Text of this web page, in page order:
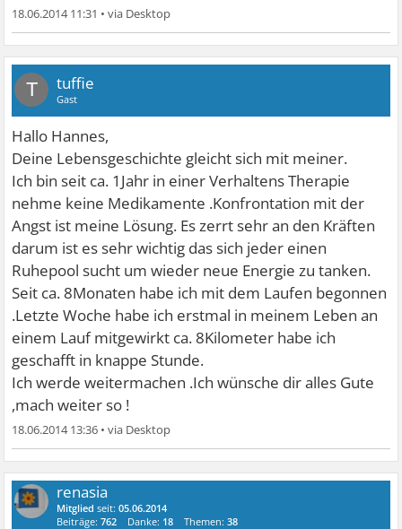
18.06.2014 11:31 •
T tuffie
Gast
Hallo Hannes,
Deine Lebensgeschichte gleicht sich mit meiner.
Ich bin seit ca. 1Jahr in einer Verhaltens Therapie
nehme keine Medikamente .Konfrontation mit der
Angst ist meine Lösung. Es zerrt sehr an den Kräften
darum ist es sehr wichtig das sich jeder einen
Ruhepool sucht um wieder neue Energie zu tanken.
Seit ca. 8Monaten habe ich mit dem Laufen begonnen
.Letzte Woche habe ich erstmal in meinem Leben an
einem Lauf mitgewirkt ca. 8Kilometer habe ich
geschafft in knappe Stunde.
Ich werde weitermachen .Ich wünsche dir alles Gute
,mach weiter so !
18.06.2014 13:36 •
renasia
Mitglied seit:05.06.2014
Beiträge:762 Danke: 18 Themen:38